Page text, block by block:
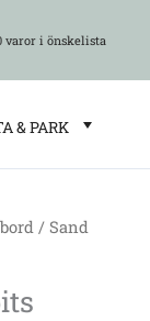
varor
& PARK
/ Sand